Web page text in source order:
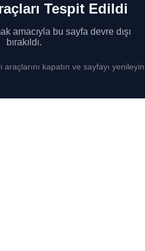
Tespit Edildi
amacıyla bu sayfa devre dışı
bırakıldı.
kapatın ve sayfayı